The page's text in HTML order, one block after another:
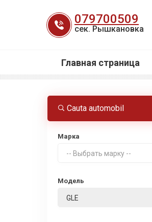
содержанию
079700509
сек. Рышкановка
Главная страница
Cauta automobil
Марка
-- Выбрать марку --
Модель
GLE